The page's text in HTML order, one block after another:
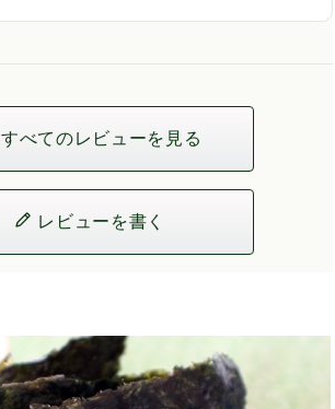
すべてのレビューを見る
レビューを書く